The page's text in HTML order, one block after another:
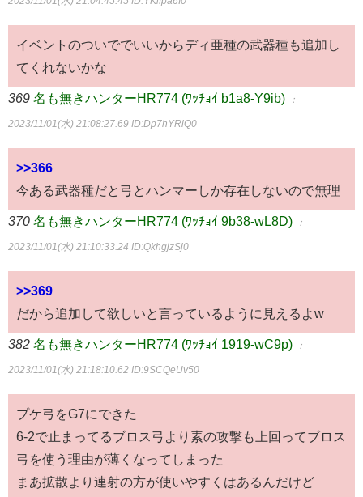
イベントのついででいいからディ亜種の武器種も追加し
てくれないかな
369 名も無きハンターHR774 (ﾜｯﾁｮｲ b1a8-Y9ib) ：
2023/11/01(水) 21:08:27.69 ID:Dp7hYRiQ0
>>366
今ある武器種だと弓とハンマーしか存在しないので無理
370 名も無きハンターHR774 (ﾜｯﾁｮｲ 9b38-wL8D) ：
2023/11/01(水) 21:10:33.24 ID:QkhgjzSj0
>>369
だから追加して欲しいと言っているように見えるよw
382 名も無きハンターHR774 (ﾜｯﾁｮｲ 1919-wC9p) ：
2023/11/01(水) 21:18:10.62 ID:9SCQeUv50
プケ弓をG7にできた
6-2で止まってるブロス弓より素の攻撃も上回ってブロス
弓を使う理由が薄くなってしまった
まあ拡散より連射の方が使いやすくはあるんだけど